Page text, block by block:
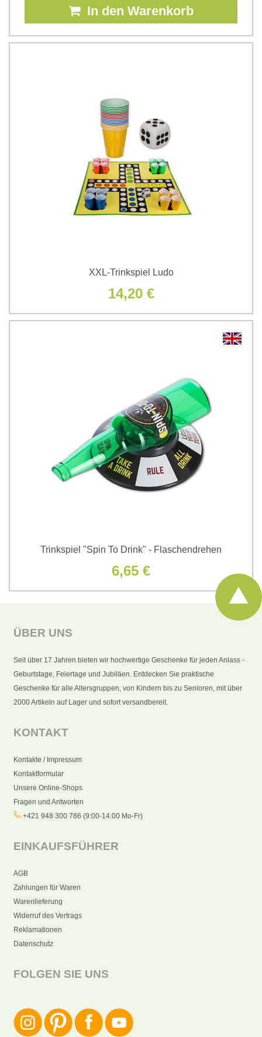
In den Warenkorb
XXL-Trinkspiel Ludo
14,20 €
Trinkspiel "Spin To Drink" - Flaschendrehen
6,65 €
ÜBER UNS
Seit über 17 Jahren bieten wir hochwertige Geschenke für jeden Anlass -
Geburtstage, Feiertage und Jubiläen. Entdecken Sie praktische
Geschenke für alle Altersgruppen, von Kindern bis zu Senioren, mit über
2000 Artikeln auf Lager und sofort versandbereit.
KONTAKT
Kontakte / Impressum
Kontaktformular
Unsere Online-Shops
Fragen und Antworten
+421 948 300 786 (9:00-14:00 Mo-Fr)
EINKAUFSFÜHRER
AGB
Zahlungen für Waren
Warenlieferung
Widerruf des Vertrags
Reklamationen
Datenschutz
FOLGEN SIE UNS